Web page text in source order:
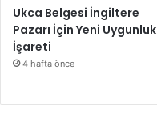
Ukca Belgesi İngiltere
Pazarı İçin Yeni Uygunluk
İşareti
4 hafta önce